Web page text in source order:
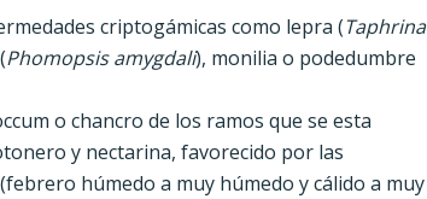
criptogámicas como lepra (Taphrina
Phomopsis amygdali), monilia o podedumbre
o chancro de los ramos que se esta
y nectarina, favorecido por las
húmedo a muy húmedo y cálido a muy